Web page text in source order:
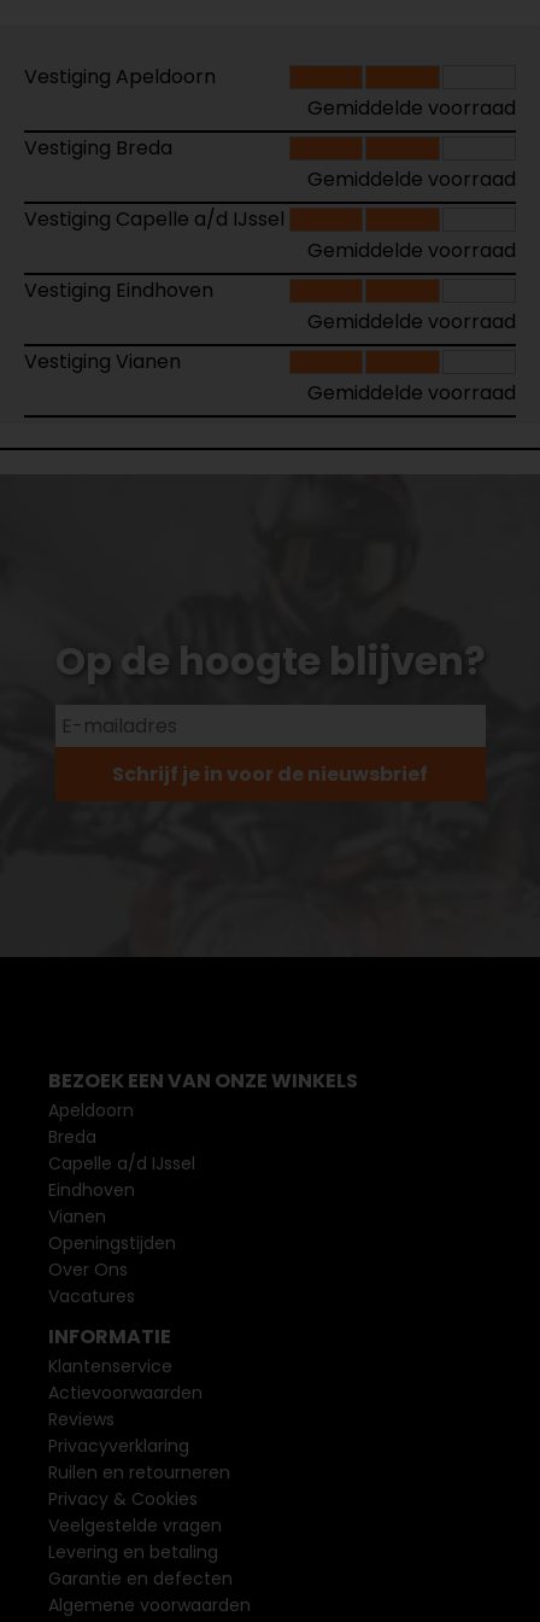
Vestiging Apeldoorn
Gemiddelde voorraad
Vestiging Breda
Gemiddelde voorraad
Vestiging Capelle a/d IJssel
Gemiddelde voorraad
Vestiging Eindhoven
Gemiddelde voorraad
Vestiging Vianen
Gemiddelde voorraad
Op de hoogte blijven?
Schrijf je in voor de nieuwsbrief
BEZOEK EEN VAN ONZE WINKELS
Apeldoorn
Breda
Capelle a/d IJssel
Eindhoven
Vianen
Openingstijden
Over Ons
Vacatures
INFORMATIE
Klantenservice
Actievoorwaarden
Reviews
Privacyverklaring
Ruilen en retourneren
Privacy & Cookies
Veelgestelde vragen
Levering en betaling
Garantie en defecten
Algemene voorwaarden